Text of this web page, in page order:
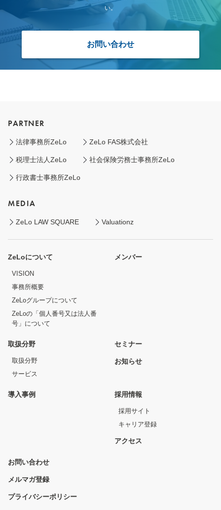
い。
お問い合わせ
PARTNER
法律事務所ZeLo ZeLo FAS株式会社
税理士法人ZeLo 社会保険労務士事務所ZeLo
行政書士事務所ZeLo
MEDIA
ZeLo LAW SQUARE Valuationz
ZeLoについて
VISION
事務所概要
ZeLoグループについて
ZeLoの「個人番号又は法人番
号」について
メンバー
取扱分野
取扱分野
サービス
セミナー
お知らせ
導入事例 採用情報
採用サイト
キャリア登録
アクセス
お問い合わせ
メルマガ登録
プライバシーポリシー